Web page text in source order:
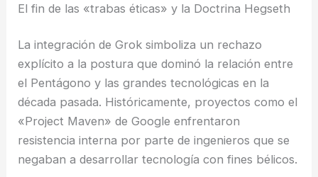
El fin de las «trabas éticas» y la Doctrina Hegseth
La integración de Grok simboliza un rechazo
explícito a la postura que dominó la relación entre
el Pentágono y las grandes tecnológicas en la
década pasada. Históricamente, proyectos como el
«Project Maven» de Google enfrentaron
resistencia interna por parte de ingenieros que se
negaban a desarrollar tecnología con fines bélicos.